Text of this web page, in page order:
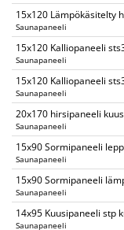
15x120 Lämpökäsitelty
Saunapaneeli
15x120 Kalliopaneeli
Saunapaneeli
15x120 Kalliopaneeli
Saunapaneeli
20x170 hirsipaneeli
Saunapaneeli
15x90 Sormipaneeli
Saunapaneeli
15x90 Sormipaneeli
Saunapaneeli
14x95 Kuusipaneeli stp
Saunapaneeli